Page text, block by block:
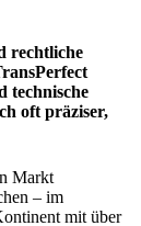
rechtliche
technische
oft präziser,
Markt
– im
mit über